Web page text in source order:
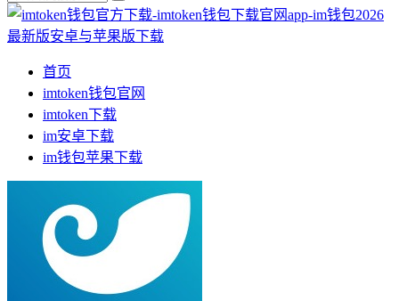
首页
imtoken钱包官网
imtoken下载
im安卓下载
im钱包苹果下载